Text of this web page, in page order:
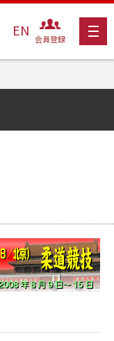
EN 会員登録